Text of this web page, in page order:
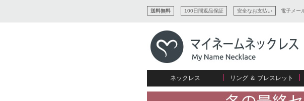
送料無料 100日間返品保証 安全なお支払い 電子メー
ネックレス
すべてコレクションを見る
リング ＆ ブレスレット
リング
愛を表すコレクション
ネームプレビュー
マザーズ